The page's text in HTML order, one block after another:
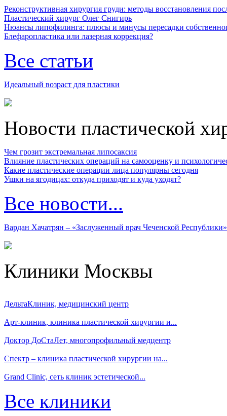
Реконструктивная хирургия груди: методы восстановления
Пластический хирург Олег Снигирь
Нюансы липофилинга: плюсы и минусы пересадки
Блефаропластика или лазерная коррекция?
Все статьи
Идеальный возраст для пластики
Новости пластической
Чем грозит экстремальная липосаксия
Влияние пластических операций на самооценку и
Какие пластические операции лица популярны сегодня
Ушки на ягодицах: откуда приходят и куда уходят?
Все новости...
Вардан Хачатрян – «Заслуженный врач Чеченской Республики»
Клиники Москвы
ДельтаКлиник, медицинский центр
Арт-клиник, клиника пластической хирургии и...
Доктор ДоСтаЛет, многопрофильный медцентр
Спектр – клиника пластической хирургии на...
Grand Clinic, сеть клиник эстетической...
Все клиники